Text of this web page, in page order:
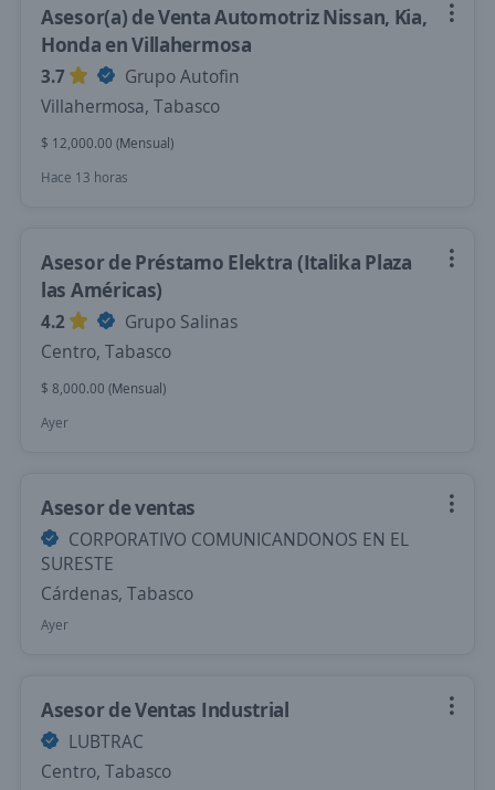
Asesor(a) de Venta Automotriz Nissan, Kia,
Honda en Villahermosa
3.7
Grupo Autofin
Villahermosa, Tabasco
$ 12,000.00 (Mensual)
Hace 13 horas
Asesor de Préstamo Elektra (Italika Plaza
las Américas)
4.2
Grupo Salinas
Centro, Tabasco
$ 8,000.00 (Mensual)
Ayer
Asesor de ventas
CORPORATIVO COMUNICANDONOS EN EL
SURESTE
Cárdenas, Tabasco
Ayer
Asesor de Ventas Industrial
LUBTRAC
Centro, Tabasco